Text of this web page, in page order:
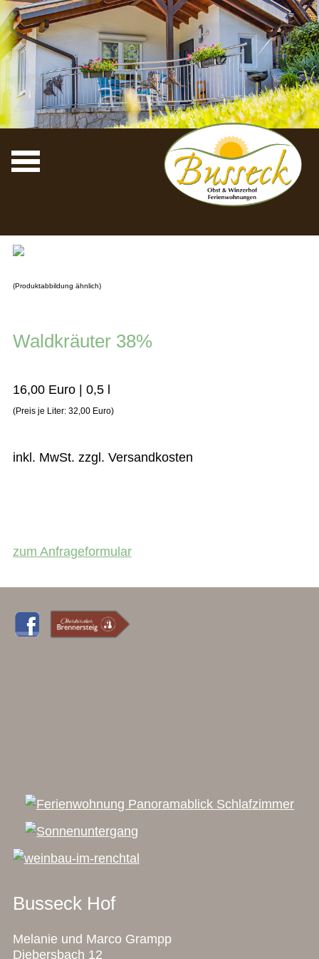
(Produktabbildung ähnlich)
Waldkräuter 38%
16,00 Euro | 0,5 l
(Preis je Liter: 32,00 Euro)
inkl. MwSt. zzgl. Versandkosten
zum Anfrageformular
Busseck Hof
Melanie und Marco Grampp
Diebersbach 12